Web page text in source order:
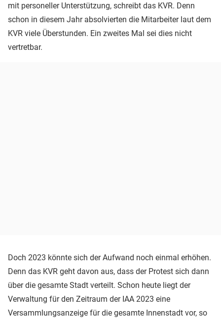
mit personeller Unterstützung, schreibt das KVR. Denn
schon in diesem Jahr absolvierten die Mitarbeiter laut dem
KVR viele Überstunden. Ein zweites Mal sei dies nicht
vertretbar.
Doch 2023 könnte sich der Aufwand noch einmal erhöhen.
Denn das KVR geht davon aus, dass der Protest sich dann
über die gesamte Stadt verteilt. Schon heute liegt der
Verwaltung für den Zeitraum der IAA 2023 eine
Versammlungsanzeige für die gesamte Innenstadt vor, so